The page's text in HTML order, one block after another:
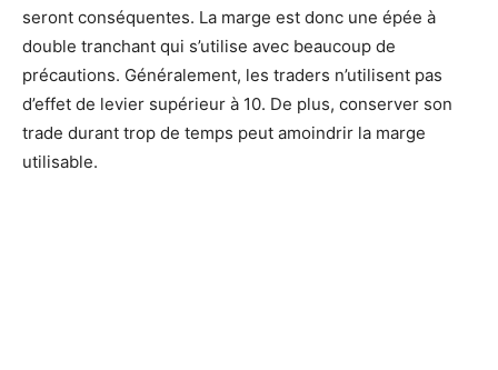
seront conséquentes. La marge est donc une épée à
double tranchant qui s’utilise avec beaucoup de
précautions. Généralement, les traders n’utilisent pas
d’effet de levier supérieur à 10. De plus, conserver son
trade durant trop de temps peut amoindrir la marge
utilisable.